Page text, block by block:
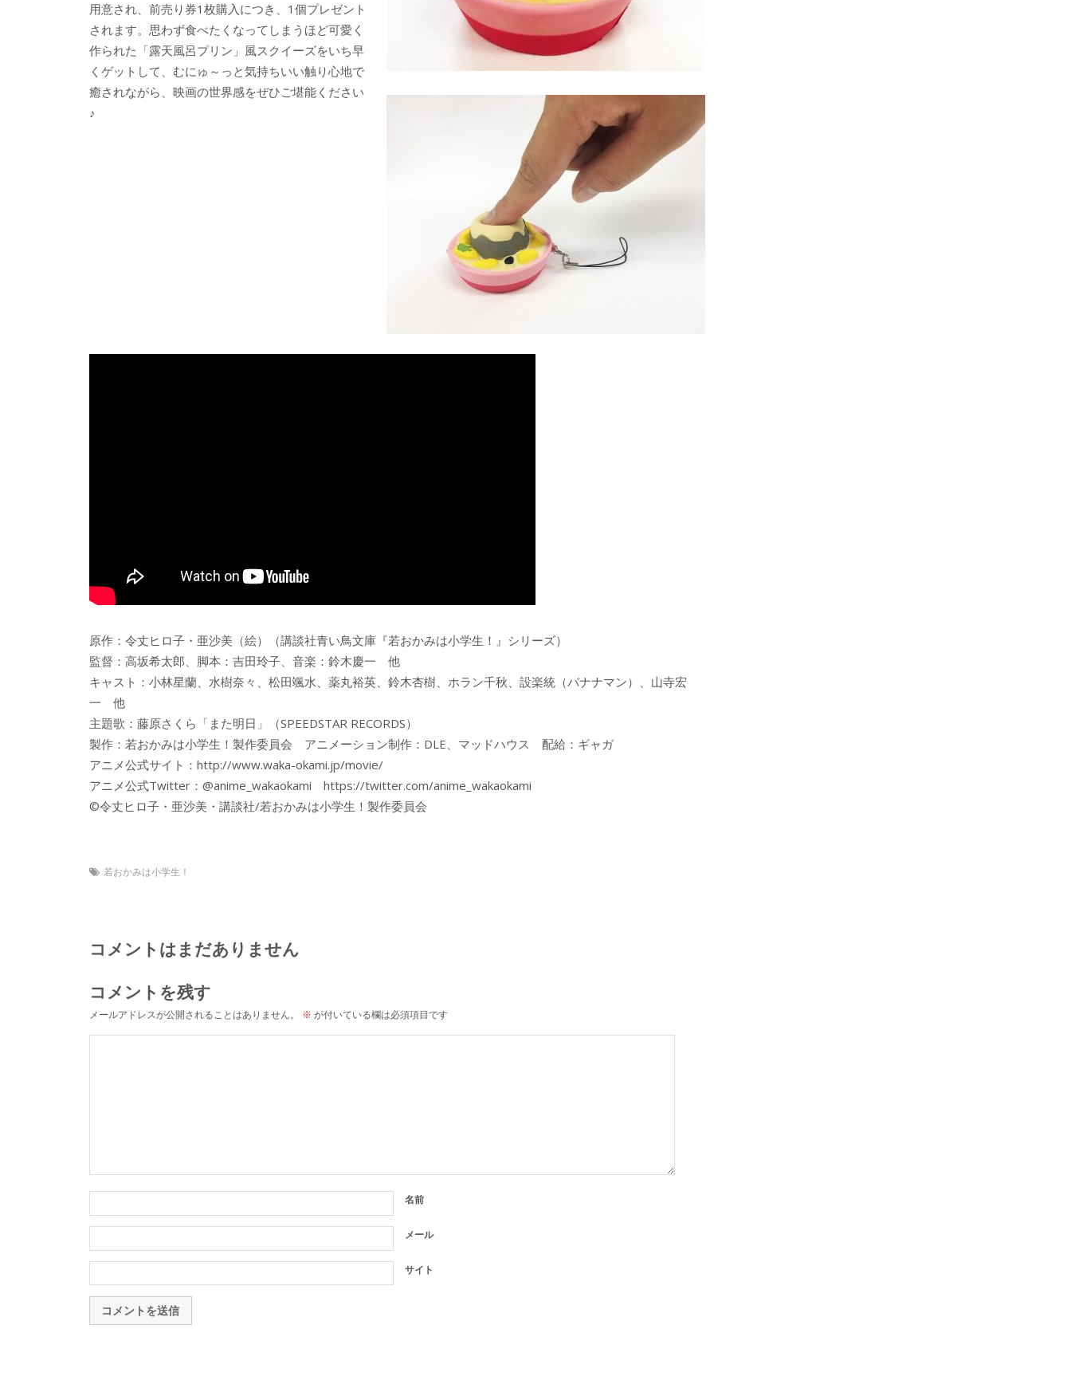
用意され、前売り券1枚購入につき、1個プレゼント
されます。思わず食べたくなってしまうほど可愛く
作られた「露天風呂プリン」風スクイーズをいち早
くゲットして、むにゅ～っと気持ちいい触り心地で
癒されながら、映画の世界感をぜひご堪能ください
♪
原作：令丈ヒロ子・亜沙美（絵）（講談社青い鳥文庫『若おかみは小学生！』シリーズ）
監督：高坂希太郎、脚本：吉田玲子、音楽：鈴木慶一 他
キャスト：小林星蘭、水樹奈々、松田颯水、薬丸裕英、鈴木杏樹、ホラン千秋、設楽統（バナナマン）、山寺宏
一 他
主題歌：藤原さくら「また明日」（SPEEDSTAR RECORDS）
製作：若おかみは小学生！製作委員会 アニメーション制作：DLE、マッドハウス 配給：ギャガ
アニメ公式サイト：http://www.waka-okami.jp/movie/
アニメ公式Twitter：@anime_wakaokami https://twitter.com/anime_wakaokami
©令丈ヒロ子・亜沙美・講談社/若おかみは小学生！製作委員会
若おかみは小学生！
コメントはまだありません
コメントを残す
メールアドレスが公開されることはありません。 ※ が付いている欄は必須項目です
名前
メール
サイト